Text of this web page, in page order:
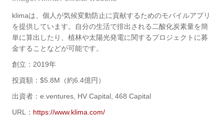
klimaは、個人が気候変動防止に貢献するためのモバイルアプリ
を提供しています。自分の生活で排出される二酸化炭素量を簡
単に算出したり、植林や太陽光発電に関するプロジェクトに募
金することなどが可能です。
創立：2019年
投資額：$5.8M（約6.4億円）
出資者：e.ventures, HV Capital, 468 Capital
URL： https://www.klima.com/